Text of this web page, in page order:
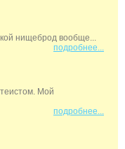
нищеброд вообще...
подробнее...
Мой
подробнее...